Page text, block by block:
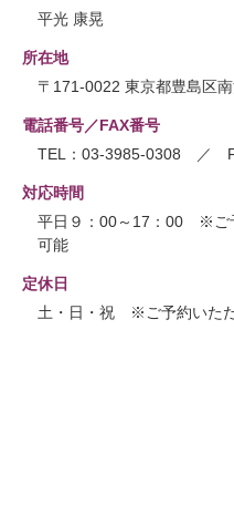
平光 康晃
所在地
〒171-0022 東京都豊島区
電話番号／FAX番号
TEL：03-3985-0308 ／
対応時間
平日９：00～17：00 ※ご
可能
定休日
土・日・祝 ※ご予約いた